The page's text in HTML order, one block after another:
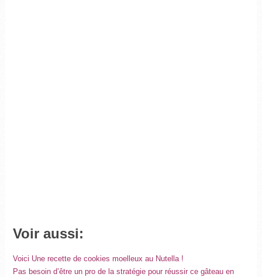
Voir aussi:
Voici Une recette de cookies moelleux au Nutella !
Pas besoin d’être un pro de la stratégie pour réussir ce gâteau en